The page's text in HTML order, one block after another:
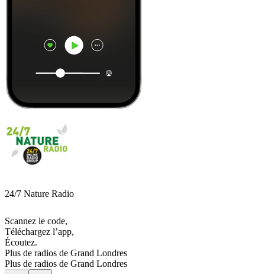
24/7 Nature Radio
Scannez le code,
Téléchargez l’app,
Écoutez.
Plus de radios de Grand Londres
Plus de radios de Grand Londres